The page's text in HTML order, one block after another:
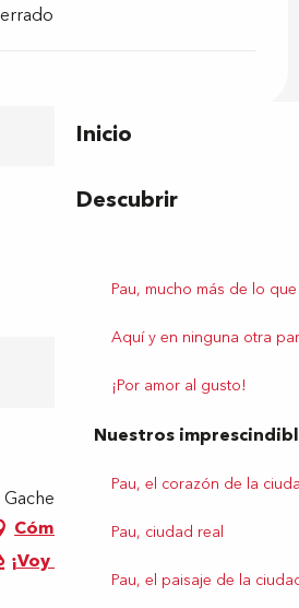
Inicio
Descubrir
Pau, mucho más de lo
Aquí y en ninguna otra
¡Por amor al gusto!
Nuestros
Pau, el corazón de la
Pau, ciudad real
Pau, el paisaje de la
64000 Pau
Cómo llegar
¡Voy en tren!